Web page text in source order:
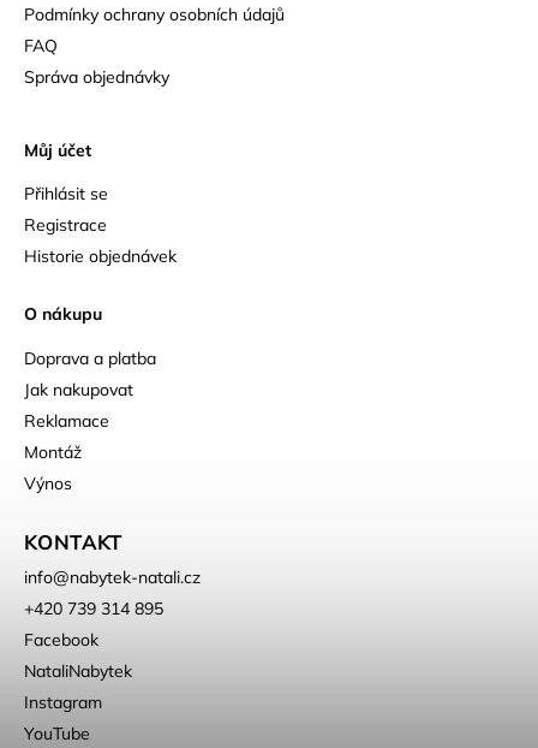
Podmínky ochrany osobních údajů
FAQ
Správa objednávky
Můj účet
Přihlásit se
Registrace
Historie objednávek
O nákupu
Doprava a platba
Jak nakupovat
Reklamace
Montáž
Výnos
KONTAKT
info@nabytek-natali.cz
+420 739 314 895
Facebook
NataliNabytek
Instagram
YouTube